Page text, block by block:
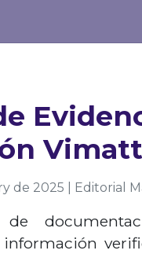
Vimatt
de 2025 | Editorial